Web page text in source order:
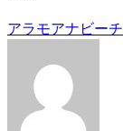
アラモアナビーチ